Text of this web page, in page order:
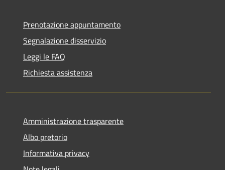
Prenotazione appuntamento
Segnalazione disservizio
Leggi le FAQ
Richiesta assistenza
Amministrazione trasparente
Albo pretorio
Informativa privacy